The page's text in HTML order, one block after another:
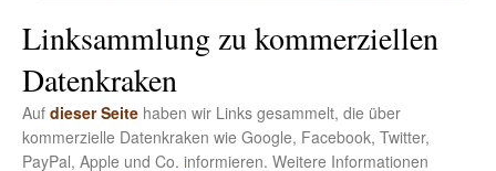
Linksammlung zu kommerziellen
Datenkraken
Auf dieser Seite haben wir Links gesammelt, die über
kommerzielle Datenkraken wie Google, Facebook, Twitter,
PayPal, Apple und Co. informieren. Weitere Informationen